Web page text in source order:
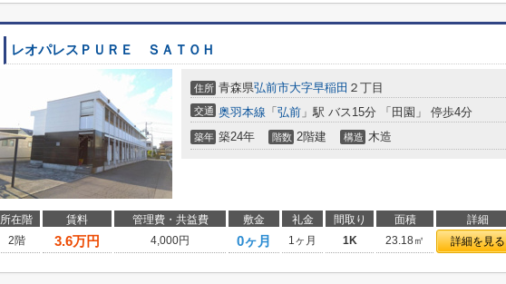
レオパレスＰＵＲＥ ＳＡＴＯＨ
住所 青森県弘前市大字早稲田 ２丁目
交通 奥羽本線 「 弘前 」駅 バス15分 「田園」 停歩4分
築年 築24年 階数 2階建 構造 木造
所在階 賃料 管理費・共益費 敷金 礼金 間取り 面積 詳細
2階
3.6万円 4,000円 0ヶ月 1ヶ月 1K 23.18㎡ 詳細を見る